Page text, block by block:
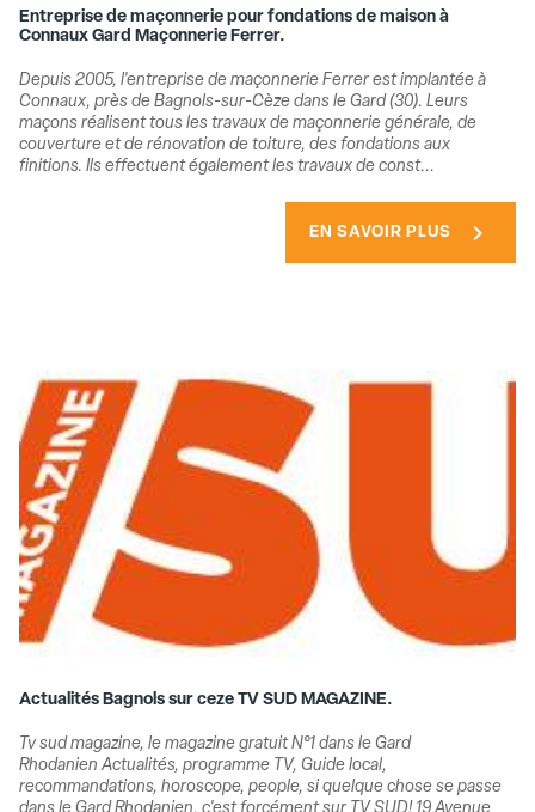
Entreprise de maçonnerie pour fondations de maison à
Connaux Gard Maçonnerie Ferrer.
Depuis 2005, l'entreprise de maçonnerie Ferrer est implantée à
Connaux, près de Bagnols-sur-Cèze dans le Gard (30). Leurs
maçons réalisent tous les travaux de maçonnerie générale, de
couverture et de rénovation de toiture, des fondations aux
finitions. Ils effectuent également les travaux de const...
EN SAVOIR PLUS chevron_right
Actualités Bagnols sur ceze TV SUD MAGAZINE.
Tv sud magazine, le magazine gratuit N°1 dans le Gard
Rhodanien Actualités, programme TV, Guide local,
recommandations, horoscope, people, si quelque chose se passe